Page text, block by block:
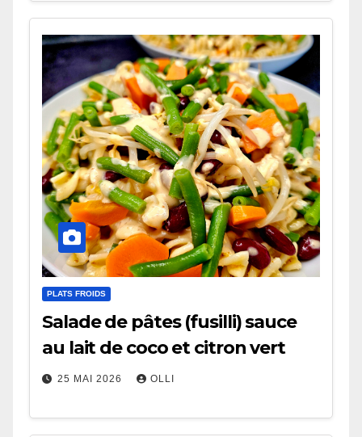
PLATS FROIDS
Salade de pâtes (fusilli) sauce
au lait de coco et citron vert
25 MAI 2026 OLLI